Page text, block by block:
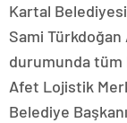
Kartal
Sami Türkdoğan
durumunda
Afet Lojistik
Belediye